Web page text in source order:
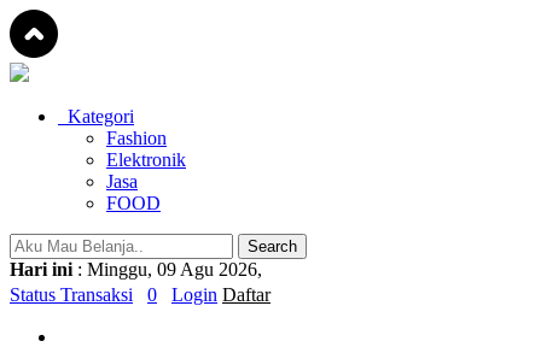
Kategori
Fashion
Elektronik
Jasa
FOOD
Hari ini : Minggu, 09 Agu 2026,
Status Transaksi
0 Login Daftar